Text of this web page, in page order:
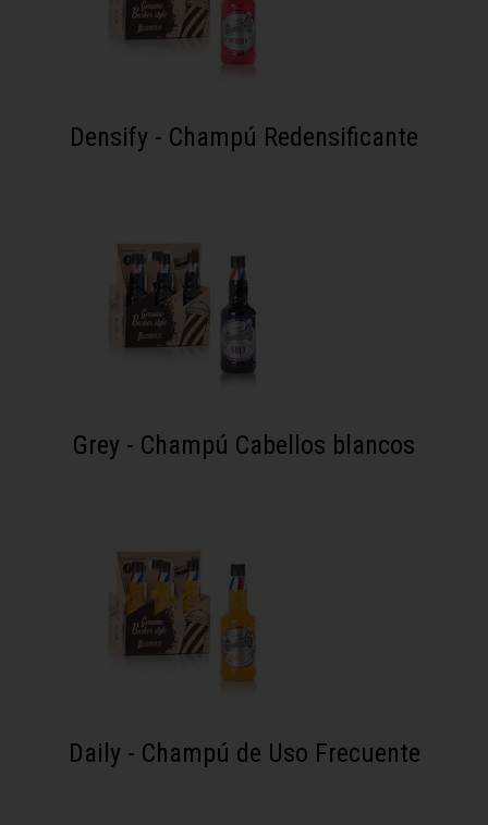
Densify - Champú Redensificante
Grey - Champú Cabellos blancos
Daily - Champú de Uso Frecuente